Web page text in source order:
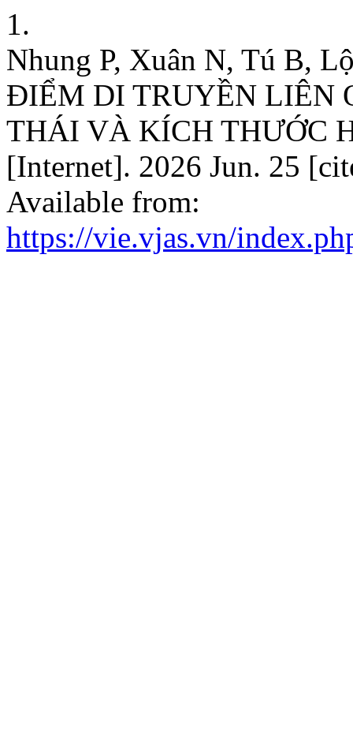
1.
Nhung P, Xuân N, Tú B,
ĐIỂM DI TRUYỀN LIÊN
THÁI VÀ KÍCH THƯỚC
[Internet]. 2026 Jun. 25
Available from:
https://vie.vjas.vn/